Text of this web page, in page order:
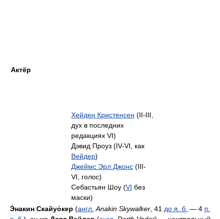
Актёр
Хейден Кристенсен (II-III,
дух в последних
редакциях VI)
Дэвид Проуз (IV-VI, как
Вейдер)
Джеймс Эрл Джонс (III-
VI, голос)
Себастьян Шоу (VI без
маски)
Э́накин Скайуо́кер (англ. Anakin Skywalker , 41 до я. б. — 4 п.